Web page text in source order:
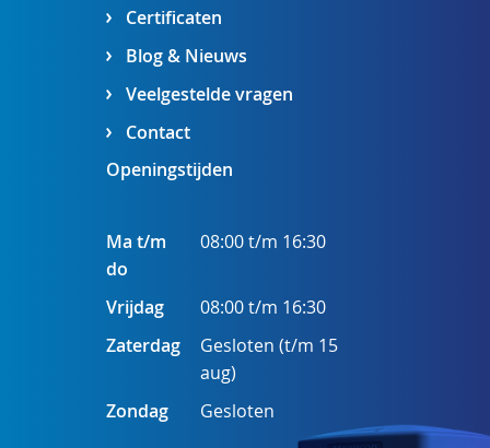
Certificaten
Blog & Nieuws
Veelgestelde vragen
Contact
Openingstijden
Ma t/m
do
08:00 t/m 16:30
Vrijdag
08:00 t/m 16:30
Zaterdag
Gesloten (t/m 15
aug)
Zondag
Gesloten